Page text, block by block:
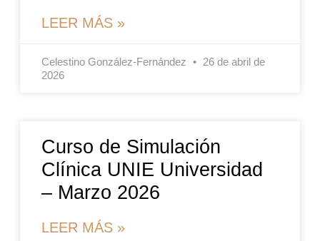
LEER MÁS »
Celestino González-Fernández
26 de abril de
2026
Curso de Simulación
Clínica UNIE Universidad
– Marzo 2026
LEER MÁS »